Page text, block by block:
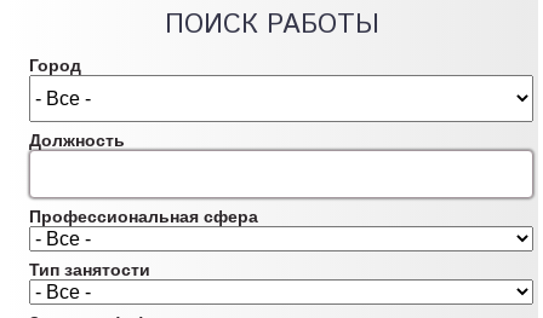
ПОИСК РАБОТЫ
Город
Должность
Профессиональная сфера
Тип занятости